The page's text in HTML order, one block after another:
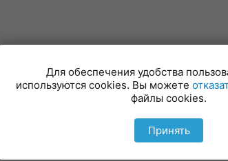
Минойты
Мир
Михалишки
Можейково
Мосты Правые
Для обеспечения удобства
используются cookies. Вы можете
файлы cookies.
Принять